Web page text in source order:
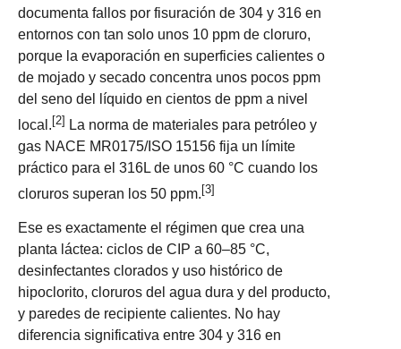
documenta fallos por fisuración de 304 y 316 en
entornos con tan solo unos 10 ppm de cloruro,
porque la evaporación en superficies calientes o
de mojado y secado concentra unos pocos ppm
del seno del líquido en cientos de ppm a nivel
local.[2] La norma de materiales para petróleo y
gas NACE MR0175/ISO 15156 fija un límite
práctico para el 316L de unos 60 °C cuando los
cloruros superan los 50 ppm. [3]
Ese es exactamente el régimen que crea una
planta láctea: ciclos de CIP a 60–85 °C,
desinfectantes clorados y uso histórico de
hipoclorito, cloruros del agua dura y del producto,
y paredes de recipiente calientes. No hay
diferencia significativa entre 304 y 316 en